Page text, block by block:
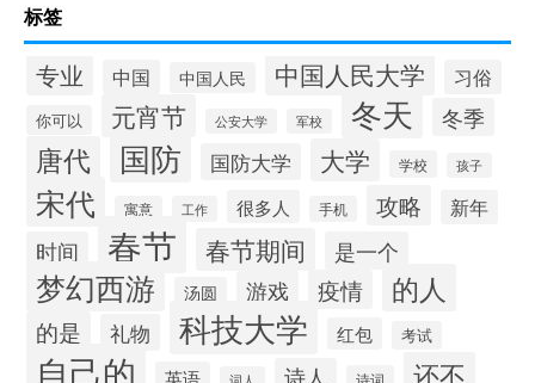
标签
专业 中国 中国人民 中国人民大学 习俗
你可以 元宵节 公安大学 军校 冬天 冬季
唐代 国防 国防大学 大学 学校 孩子
宋代 寓意 工作 很多人 手机 攻略 新年
时间 春节 春节期间 是一个
梦幻西游 汤圆 游戏 疫情 的人
的是 礼物 科技大学 红包 考试
自己的 英语 诗人 诗词 还不